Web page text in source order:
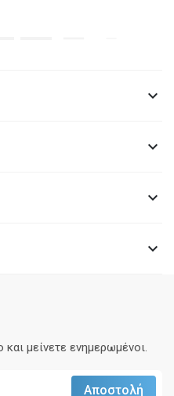




μείνετε ενημερωμένοι.